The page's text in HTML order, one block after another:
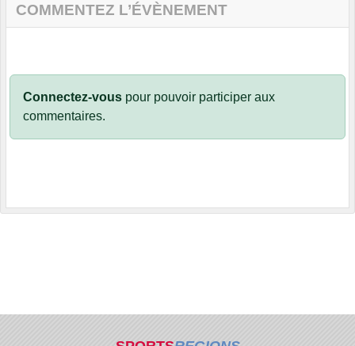
COMMENTEZ L’ÉVÈNEMENT
Connectez-vous pour pouvoir participer aux
commentaires.